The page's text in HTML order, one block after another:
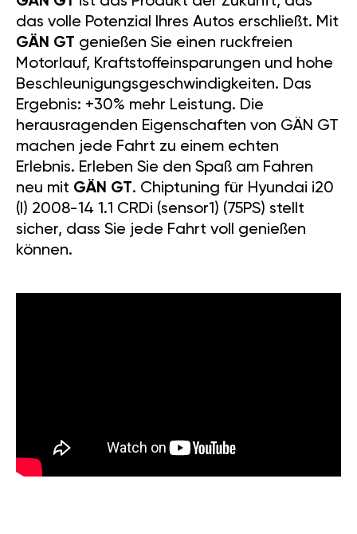
das volle Potenzial Ihres Autos erschließt. Mit
GÄN GT genießen Sie einen ruckfreien
Motorlauf, Kraftstoffeinsparungen und hohe
Beschleunigungsgeschwindigkeiten. Das
Ergebnis: +30% mehr Leistung. Die
herausragenden Eigenschaften von GÄN GT
machen jede Fahrt zu einem echten
Erlebnis. Erleben Sie den Spaß am Fahren
neu mit GÄN GT. Chiptuning für Hyundai i20
(I) 2008-14 1.1 CRDi (sensor1) (75PS) stellt
sicher, dass Sie jede Fahrt voll genießen
können.